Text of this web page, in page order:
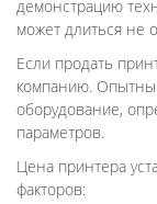
демонстрацию
может длиться не
Если продать
компанию.
оборудование,
параметров.
Цена принтера
факторов: